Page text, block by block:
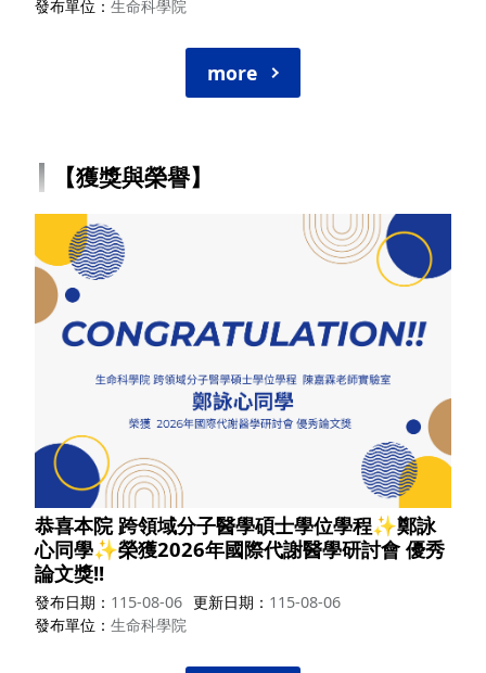
發布單位
生命科學院
more
【獲獎與榮譽】
恭喜本院 跨領域分子醫學碩士學位學程✨鄭詠
心同學✨榮獲2026年國際代謝醫學研討會 優秀
論文獎!!
發布日期 115-08-06 更新日期
115-08-06
發布單位
生命科學院